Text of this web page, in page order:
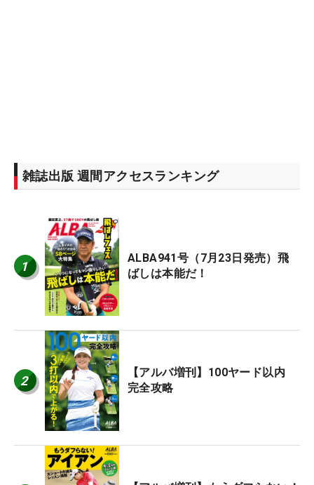
雑誌出版 週間アクセスランキング
1
ALBA941号（7月23日発売）飛
ばしは本能だ！
2
【アルバ増刊】100ヤード以内
完全攻略